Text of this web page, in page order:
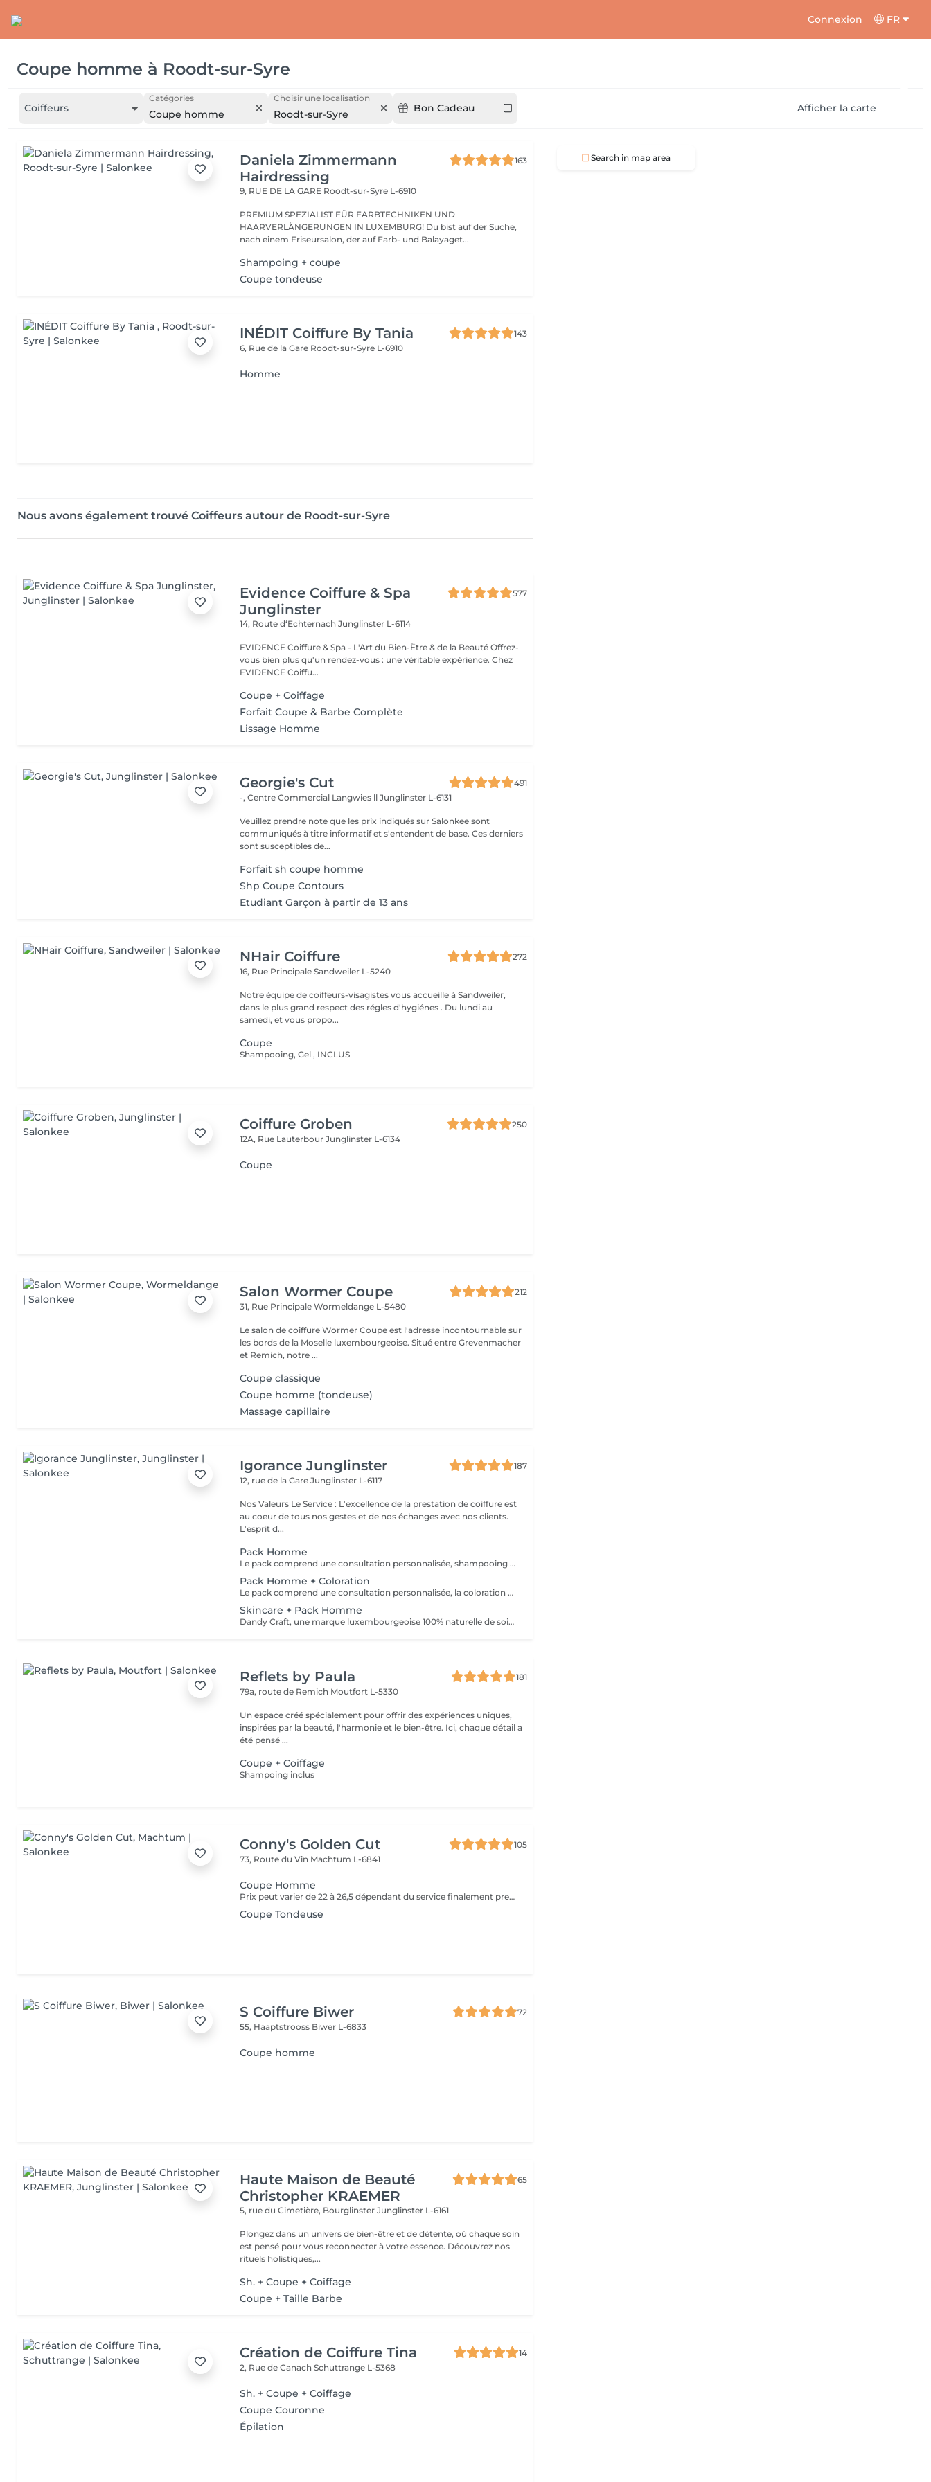
Connexion FR
Coupe homme à Roodt-sur-Syre
Coiffeurs
Catégories
Coupe homme
Choisir une localisation
Roodt-sur-Syre Bon Cadeau Afficher la carte
Daniela Zimmermann
Hairdressing
163
9, RUE DE LA GARE Roodt-sur-Syre L-6910
PREMIUM SPEZIALIST FÜR FARBTECHNIKEN UND
HAARVERLÄNGERUNGEN IN LUXEMBURG! Du bist auf der Suche,
nach einem Friseursalon, der auf Farb- und Balayaget...
Shampoing + coupe
Coupe tondeuse
INÉDIT Coiffure By Tania
143
6, Rue de la Gare Roodt-sur-Syre L-6910
Homme
Nous avons également trouvé Coiffeurs autour de Roodt-sur-Syre
Evidence Coiffure & Spa
Junglinster
577
14, Route d‘EchternachJunglinster L-6114
EVIDENCE Coiffure & Spa - L'Art du Bien-Être & de la Beauté Offrez-
vous bien plus qu'un rendez-vous : une véritable expérience. Chez
EVIDENCE Coiffu...
Coupe + Coiffage
Forfait Coupe & Barbe Complète
Lissage Homme
Georgie's Cut
491
-, Centre Commercial Langwies llJunglinster L-6131
Veuillez prendre note que les prix indiqués sur Salonkee sont
communiqués à titre informatif et s'entendent de base. Ces derniers
sont susceptibles de...
Forfait sh coupe homme
Shp Coupe Contours
Etudiant Garçon à partir de 13 ans
NHair Coiffure
272
16, Rue PrincipaleSandweiler L-5240
Notre équipe de coiffeurs-visagistes vous accueille à Sandweiler,
dans le plus grand respect des régles d'hygiénes . Du lundi au
samedi, et vous propo...
Coupe
Shampooing, Gel , INCLUS
Coiffure Groben
250
12A, Rue LauterbourJunglinster L-6134
Coupe
Salon Wormer Coupe
212
31, Rue PrincipaleWormeldange L-5480
Le salon de coiffure Wormer Coupe est l'adresse incontournable sur
les bords de la Moselle luxembourgeoise. Situé entre Grevenmacher
et Remich, notre ...
Coupe classique
Coupe homme (tondeuse)
Massage capillaire
Igorance Junglinster
187
12, rue de la GareJunglinster L-6117
Nos Valeurs Le Service : L'excellence de la prestation de coiffure est
au coeur de tous nos gestes et de nos échanges avec nos clients.
L'esprit d...
Pack Homme
Le pack comprend une consultation personnalisée, shampooing et conditionneur spécifiques REDKEN, la coupe IGORANCE (finitions sur cheveux secs ) et les produits de styling REDKEN * Tarifs à titre indicatifs à confirmer après la consultation personnalisée établit auprès de votre coiffeur/stylist/spécialiste * La direction se réserve le droit d’apporter des modifications pour le bon fonctionnement du salon
Pack Homme + Coloration
Le pack comprend une consultation personnalisée, la coloration avec les produits LOREAL PROFESSIONNEL , shampooing et conditionneur spécifiques REDKEN , la coupe IGORANCE ( finitions sur cheveux secs) , les produits de styling REDKEN * Tarifs à titre indicatifs à confirmer après la consultation personnalisée établit auprès de votre coiffeur/stylist/spécialiste * La direction se réserve le droit d’apporter des modifications pour le bon fonctionnement du salon
Skincare + Pack Homme
Dandy Craft, une marque luxembourgeoise 100% naturelle de soins du visage. Soin du visage, nettoyant à base de jus d'aloe vera et de ginseng, exfoliant à la vitamine C, crème hydratante au beurre de karité. + Pack Homme
Reflets by Paula
181
79a, route de Remich Moutfort L-5330
Un espace créé spécialement pour offrir des expériences uniques,
inspirées par la beauté, l'harmonie et le bien-être. Ici, chaque détail a
été pensé ...
Coupe + Coiffage
Shampoing inclus
Conny's Golden Cut
105
73, Route du Vin Machtum L-6841
Coupe Homme
Prix peut varier de 22 à 26,5 dépendant du service finalement presté (Coupe Fins, Coupe Normale ou Coupe Nettoyage).
Coupe Tondeuse
S Coiffure Biwer
72
55, Haaptstrooss Biwer L-6833
Coupe homme
Haute Maison de Beauté
Christopher KRAEMER
65
5, rue du Cimetière, BourglinsterJunglinster L-6161
Plongez dans un univers de bien-être et de détente, où chaque soin
est pensé pour vous reconnecter à votre essence. Découvrez nos
rituels holistiques,...
Sh. + Coupe + Coiffage
Coupe + Taille Barbe
Création de Coiffure Tina
14
2, Rue de CanachSchuttrange L-5368
Sh. + Coupe + Coiffage
Coupe Couronne
Épilation
Search in map area